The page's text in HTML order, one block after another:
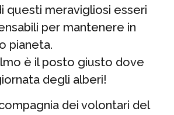
questi meravigliosi esseri
per mantenere in
pianeta.
è il posto giusto dove
degli alberi!
dei volontari del